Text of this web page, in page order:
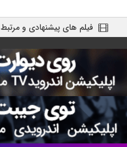
فیلم های پیشنهادی و مرتبط